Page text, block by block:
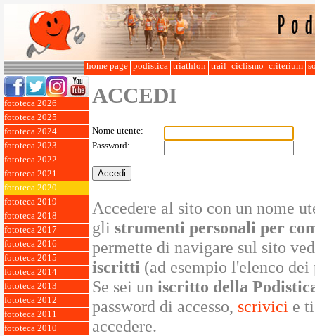
home page podistica triathlon trail ciclismo criterium
fototeca 2026
fototeca 2025
fototeca 2024
fototeca 2023
fototeca 2022
fototeca 2021
fototeca 2020
fototeca 2019
fototeca 2018
fototeca 2017
fototeca 2016
fototeca 2015
fototeca 2014
fototeca 2013
fototeca 2012
fototeca 2011
fototeca 2010
ACCEDI
Nome utente:
Password:
Accedere al sito con un nome
gli strumenti personali per
permette di navigare sul sito
iscritti (ad esempio l'elenco
Se sei un iscritto della
password di accesso, scrivici e
accedere.